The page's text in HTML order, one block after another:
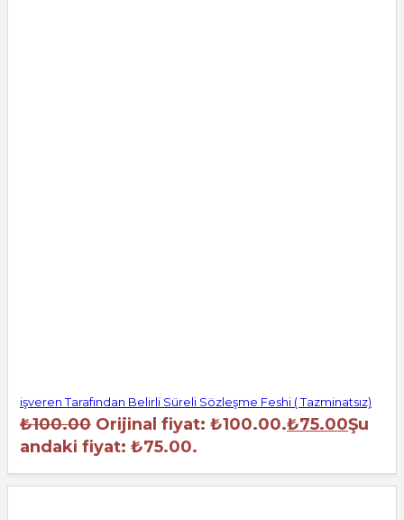
işveren Tarafından Belirli Süreli Sözleşme Feshi ( Tazminatsız)
₺100.00 Orijinal fiyat: ₺100.00.₺75.00Şu
andaki fiyat: ₺75.00.